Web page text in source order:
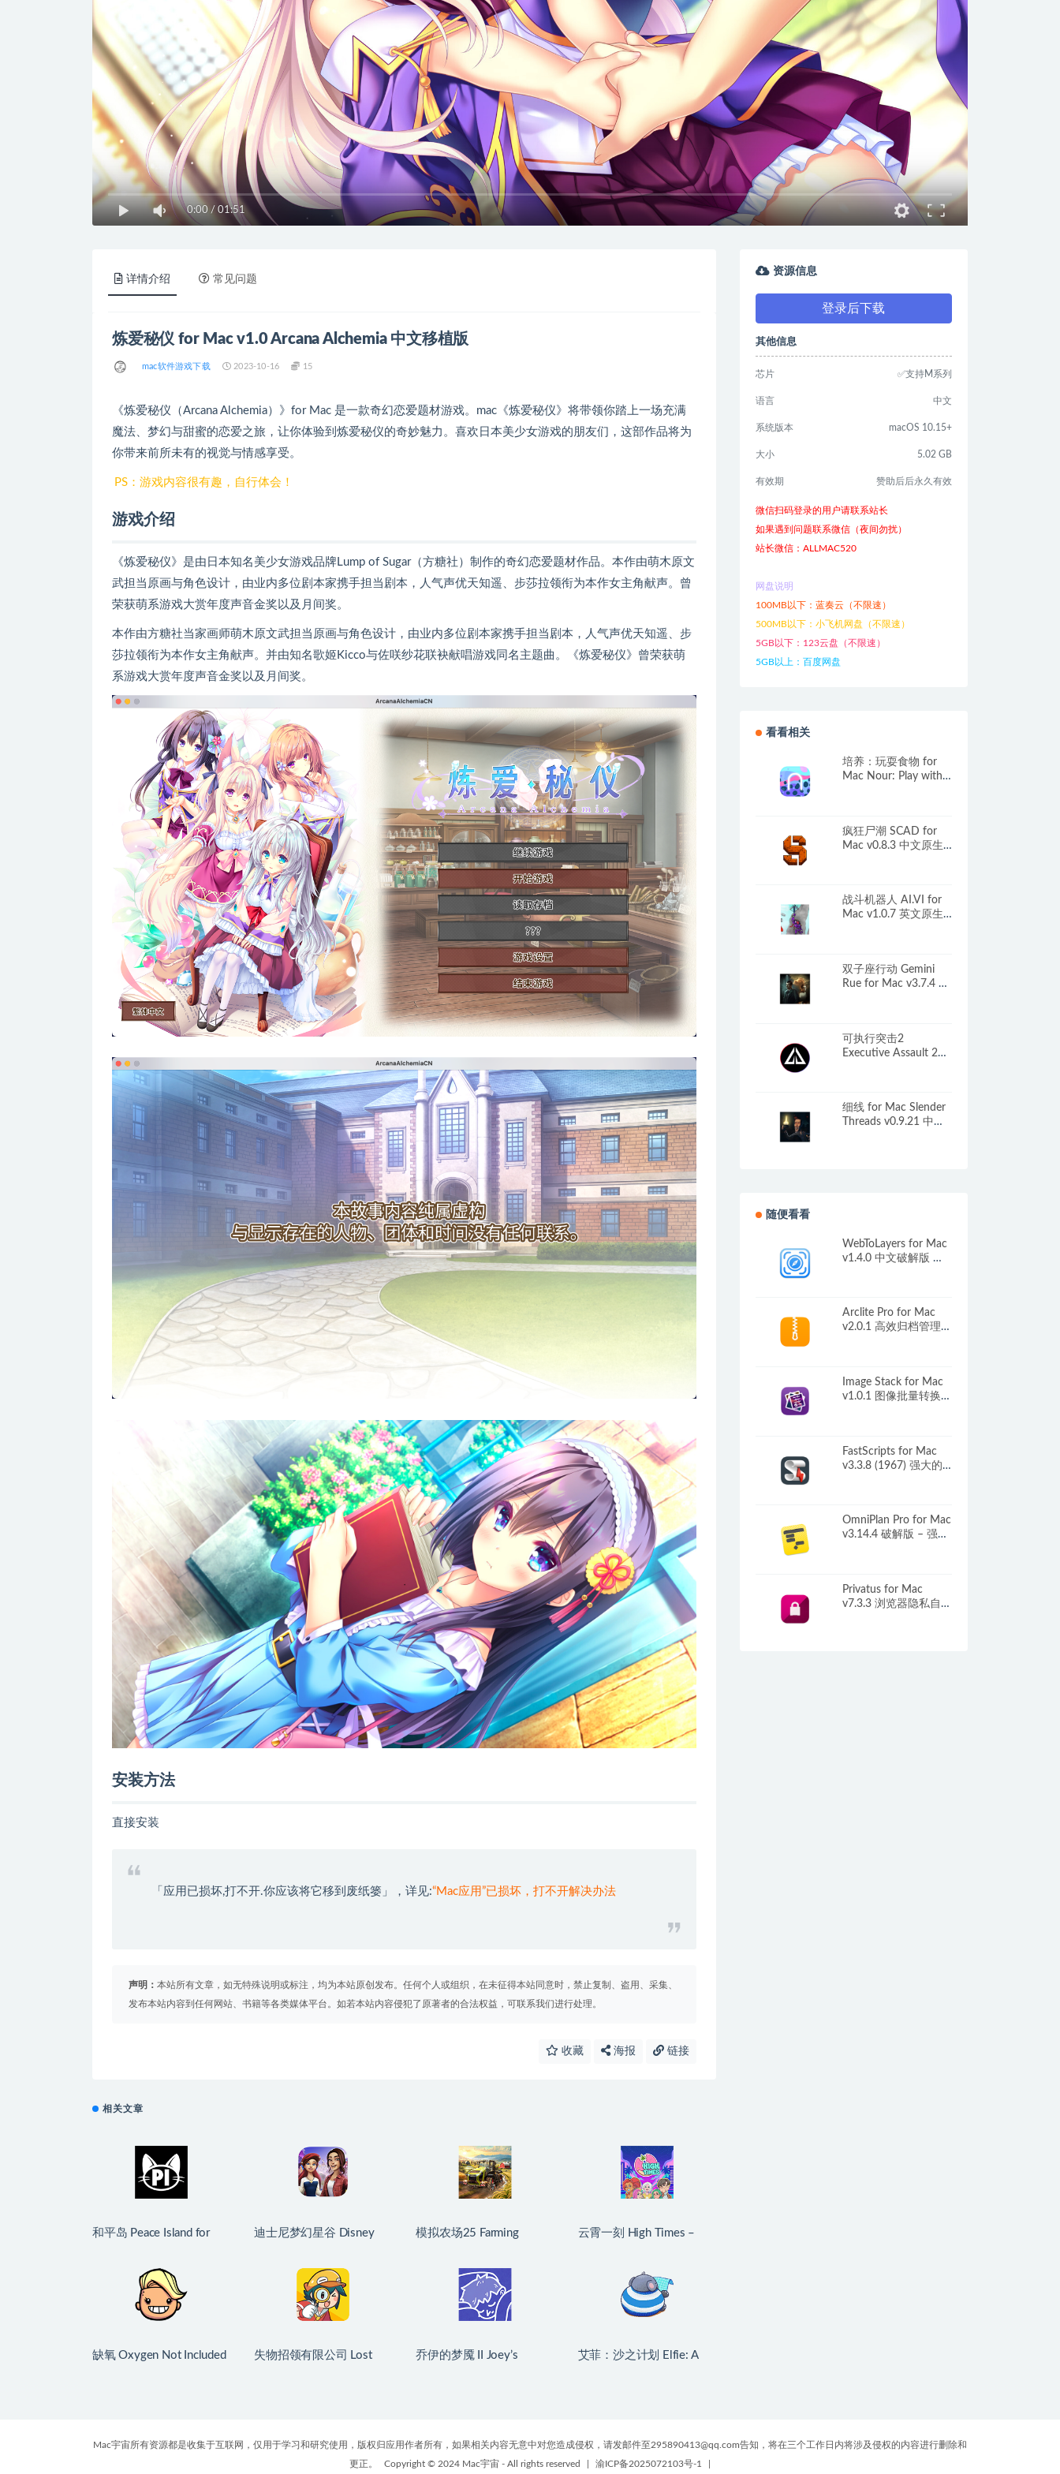
0:00 / 01:51
详情介绍 常见问题
炼爱秘仪 for Mac v1.0 Arcana Alchemia 中文移植版
mac软件游戏下载 2023-10-16 15
《炼爱秘仪（Arcana Alchemia）》for Mac 是一款奇幻恋爱题材游戏。mac《炼爱秘仪》将带领你踏上一场充满
魔法、梦幻与甜蜜的恋爱之旅，让你体验到炼爱秘仪的奇妙魅力。喜欢日本美少女游戏的朋友们，这部作品将为
你带来前所未有的视觉与情感享受。
PS：游戏内容很有趣，自行体会！
游戏介绍
《炼爱秘仪》是由日本知名美少女游戏品牌Lump of Sugar（方糖社）制作的奇幻恋爱题材作品。本作由萌木原文
武担当原画与角色设计，由业内多位剧本家携手担当剧本，人气声优天知遥、步莎拉领衔为本作女主角献声。曾
荣获萌系游戏大赏年度声音金奖以及月间奖。
本作由方糖社当家画师萌木原文武担当原画与角色设计，由业内多位剧本家携手担当剧本，人气声优天知遥、步
莎拉领衔为本作女主角献声。并由知名歌姬Kicco与佐咲纱花联袂献唱游戏同名主题曲。《炼爱秘仪》曾荣获萌
系游戏大赏年度声音金奖以及月间奖。
安装方法
直接安装
「应用已损坏,打不开.你应该将它移到废纸篓」，详见:“Mac应用”已损坏，打不开解决办法
声明： 本站所有文章，如无特殊说明或标注，均为本站原创发布。任何个人或组织，在未征得本站同意时，禁止复制、盗用、采集、
发布本站内容到任何网站、书籍等各类媒体平台。如若本站内容侵犯了原著者的合法权益，可联系我们进行处理。
收藏 海报 链接
相关文章
和平岛 Peace Island for
迪士尼梦幻星谷 Disney
模拟农场25 Farming
云霄一刻 High Times –
缺氧 Oxygen Not Included
失物招领有限公司 Lost
乔伊的梦魇 II Joey’s
艾菲：沙之计划 Elfie: A
资源信息
登录后下载
其他信息
芯片 ✅支持M系列
语言 中文
系统版本 macOS 10.15+
大小 5.02 GB
有效期 赞助后后永久有效
微信扫码登录的用户请联系站长
如果遇到问题联系微信（夜间勿扰）
站长微信：ALLMAC520
网盘说明
100MB以下：蓝奏云（不限速）
500MB以下：小飞机网盘（不限速）
5GB以下：123云盘（不限速）
5GB以上：百度网盘
看看相关
培养：玩耍食物 for
Mac Nour: Play with
疯狂尸潮 SCAD for
Mac v0.8.3 中文原生
战斗机器人 AI.VI for
Mac v1.0.7 英文原生
双子座行动 Gemini
Rue for Mac v3.7.4 英
可执行突击2
Executive Assault 2
细线 for Mac Slender
Threads v0.9.21 中文
随便看看
WebToLayers for Mac
v1.4.0 中文破解版 将
Arclite Pro for Mac
v2.0.1 高效归档管理工
Image Stack for Mac
v1.0.1 图像批量转换重
FastScripts for Mac
v3.3.8 (1967) 强大的
OmniPlan Pro for Mac
v3.14.4 破解版 – 强大
Privatus for Mac
v7.3.3 浏览器隐私自动
Mac宇宙所有资源都是收集于互联网，仅用于学习和研究使用，版权归应用作者所有，如果相关内容无意中对您造成侵权，请发邮件至295890413@qq.com告知，将在三个工作日内将涉及侵权的内容进行删除和
更正。
Copyright © 2024 Mac宇宙 - All rights reserved 渝ICP备2025072103号-1